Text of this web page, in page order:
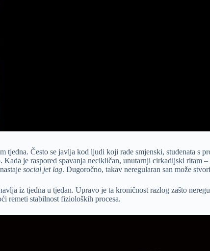
tjedna. Često se javlja kod ljudi koji rade smjenski, studenata s
je raspored spavanja necikličan, unutarnji cirkadijski ritam
social jet lag. Dugoročno, takav neregularan san može
iz tjedna u tjedan. Upravo je ta kroničnost razlog zašto
remeti stabilnost fizioloških procesa.